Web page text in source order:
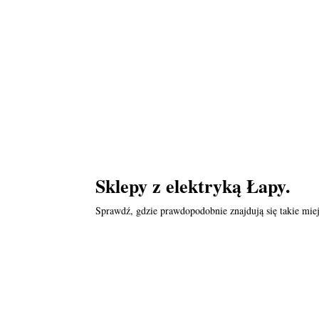
Sklepy z elektryką Łapy.
Sprawdź, gdzie prawdopodobnie znajdują się takie